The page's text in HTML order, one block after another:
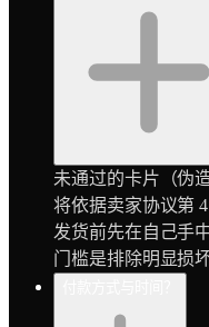
未通过的卡片（伪
将依据卖家协议第
发货前先在自己手
门槛是排除明显损